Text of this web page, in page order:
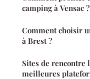
camping à Vensac ?
Comment choisir
à Brest ?
Sites de rencontre
meilleures